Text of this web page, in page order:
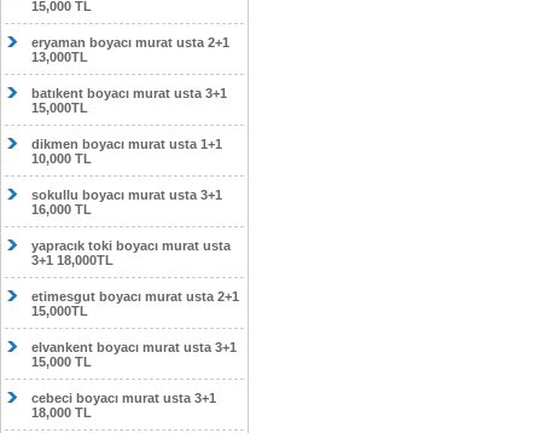
15,000 TL
eryaman boyacı murat usta 2+1
13,000TL
batıkent boyacı murat usta 3+1
15,000TL
dikmen boyacı murat usta 1+1
10,000 TL
sokullu boyacı murat usta 3+1
16,000 TL
yapracık toki boyacı murat usta
3+1 18,000TL
etimesgut boyacı murat usta 2+1
15,000TL
elvankent boyacı murat usta 3+1
15,000 TL
cebeci boyacı murat usta 3+1
18,000 TL